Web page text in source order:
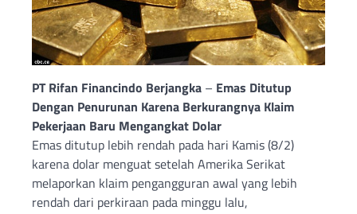
PT Rifan Financindo Berjangka – Emas Ditutup
Dengan Penurunan Karena Berkurangnya Klaim
Pekerjaan Baru Mengangkat Dolar
Emas ditutup lebih rendah pada hari Kamis (8/2)
karena dolar menguat setelah Amerika Serikat
melaporkan klaim pengangguran awal yang lebih
rendah dari perkiraan pada minggu lalu,